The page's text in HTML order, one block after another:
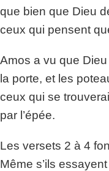
que bien que Dieu
ceux qui pensent
Amos a vu que
la porte, et les
ceux qui se
par l’épée.
Les versets 2 à 4
Même s’ils